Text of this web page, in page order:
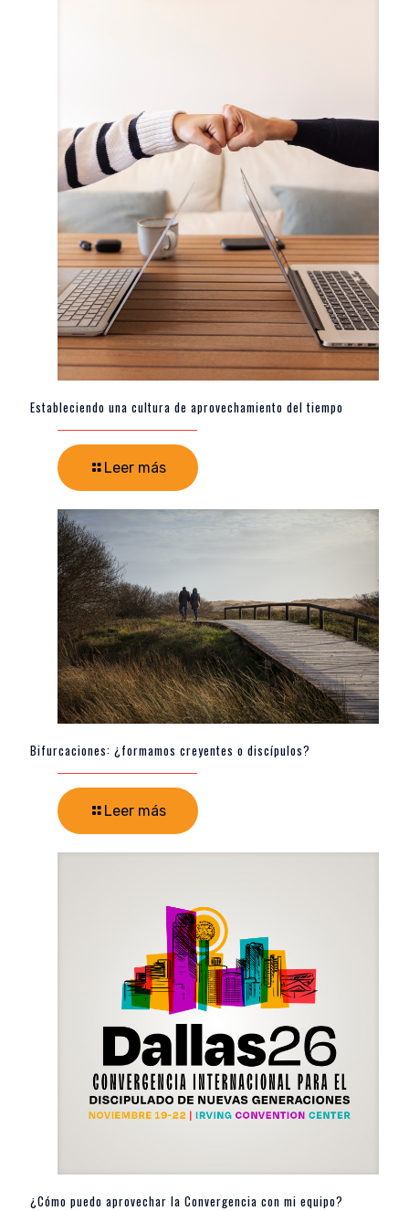
Estableciendo una cultura de aprovechamiento del tiempo
Leer más
Bifurcaciones: ¿formamos creyentes o discípulos?
Leer más
¿Cómo puedo aprovechar la Convergencia con mi equipo?